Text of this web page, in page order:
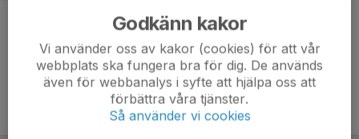
-
Ålder
11 år
Godkänn kakor
Vi använder oss av kakor (cookies) för att vår
webbplats ska fungera bra för dig. De används
även för webbanalys i syfte att hjälpa oss att
förbättra våra tjänster.
Så använder vi cookies